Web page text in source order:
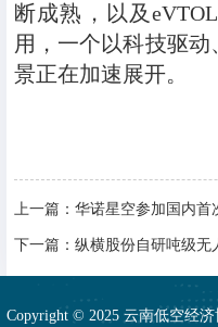
断成熟，以及
用，一个以科技驱
景正在加速展开。
上一篇：
下一篇： 纵横股份自研吨级无
Copyright © 2025 云南低空经